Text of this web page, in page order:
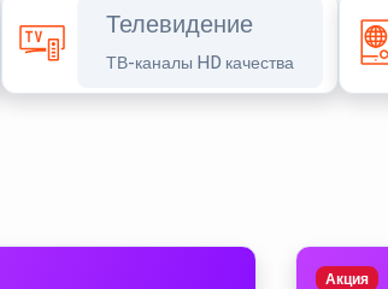
Телевидение
ТВ-каналы HD качества
Акция